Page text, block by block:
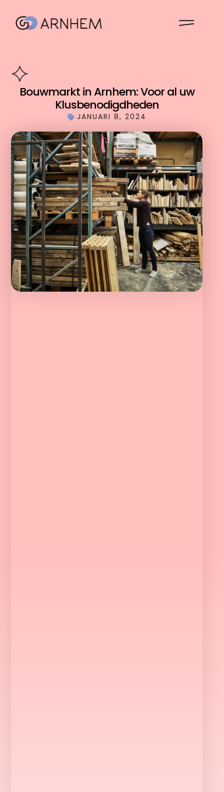
Bouwmarkt in Arnhem: Voor al uw
Klusbenodigdheden
JANUARI 8, 2024